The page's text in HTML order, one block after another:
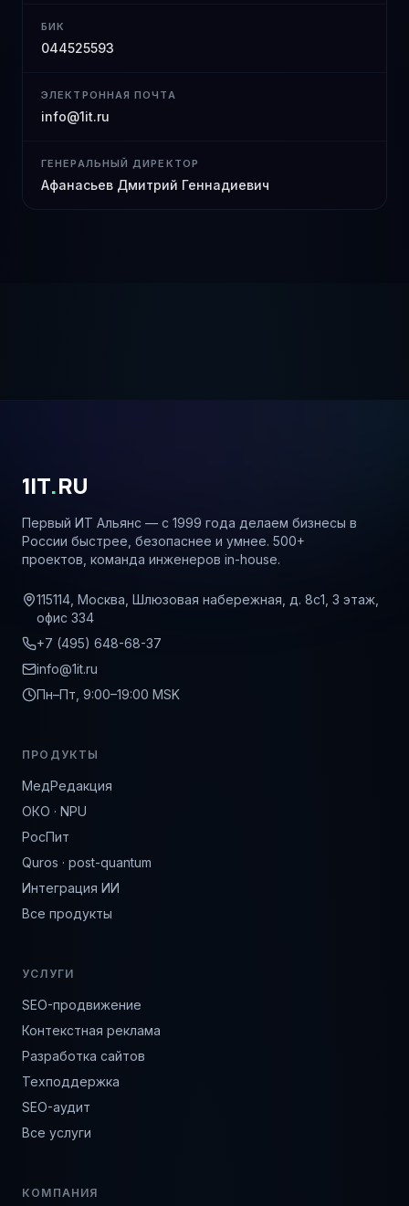
БИК
044525593
ЭЛЕКТРОННАЯ ПОЧТА
info@1it.ru
ГЕНЕРАЛЬНЫЙ ДИРЕКТОР
Афанасьев Дмитрий Геннадиевич
1IT.RU
Первый ИТ Альянс — с 1999 года делаем бизнесы в
России быстрее, безопаснее и умнее. 500+
проектов, команда инженеров in-house.
115114, Москва, Шлюзовая набережная, д. 8с1, 3 этаж,
офис 334
+7 (495) 648-68-37
info@1it.ru
Пн–Пт, 9:00–19:00 MSK
ПРОДУКТЫ
МедРедакция
ОКО · NPU
РосПит
Quros · post-quantum
Интеграция ИИ
Все продукты
УСЛУГИ
SEO-продвижение
Контекстная реклама
Разработка сайтов
Техподдержка
SEO-аудит
Все услуги
КОМПАНИЯ